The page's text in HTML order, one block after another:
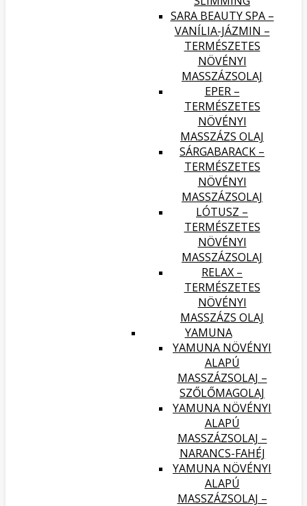
SARA BEAUTY SPA –
VANÍLIA-JÁZMIN –
TERMÉSZETES
NÖVÉNYI
MASSZÁZSOLAJ
EPER –
TERMÉSZETES
NÖVÉNYI
MASSZÁZS OLAJ
SÁRGABARACK –
TERMÉSZETES
NÖVÉNYI
MASSZÁZSOLAJ
LÓTUSZ –
TERMÉSZETES
NÖVÉNYI
MASSZÁZSOLAJ
RELAX –
TERMÉSZETES
NÖVÉNYI
MASSZÁZS OLAJ
YAMUNA
YAMUNA NÖVÉNYI
ALAPÚ
MASSZÁZSOLAJ –
SZŐLŐMAGOLAJ
YAMUNA NÖVÉNYI
ALAPÚ
MASSZÁZSOLAJ –
NARANCS-FAHÉJ
YAMUNA NÖVÉNYI
ALAPÚ
MASSZÁZSOLAJ –